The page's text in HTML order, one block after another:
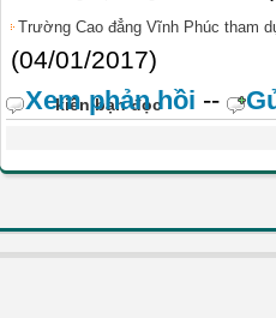
Trường Cao đẳng Vĩnh Phúc tham
(04/01/2017)
kiến bạn đọc
Xem phản hồi --